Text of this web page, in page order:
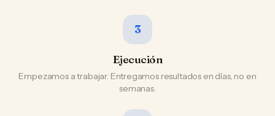
3
Ejecución
Empezamos a trabajar. Entregamos resultados en días, no en
semanas.